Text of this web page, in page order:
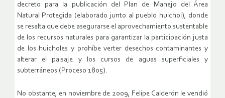
decreto para la publicación del Plan de Manejo del Área
Natural Protegida (elaborado junto al pueblo huichol), donde
se resalta que debe asegurarse el aprovechamiento sustentable
de los recursos naturales para garantizar la participación justa
de los huicholes y prohíbe verter desechos contaminantes y
alterar el paisaje y los cursos de aguas superficiales y
subterráneos (Proceso 1805).
No obstante, en noviembre de 2009, Felipe Calderón le vendió